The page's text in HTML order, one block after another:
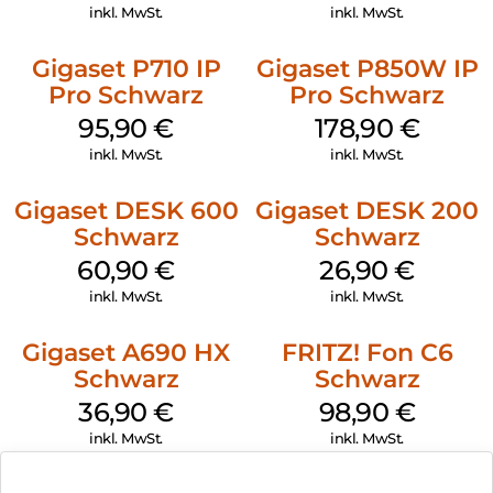
Wahlverfahren eingestellt wird.
Schwarz
inkl. MwSt.
Weiß
inkl. MwSt.
Gigaset P710 IP
Pro Schwarz
95,90€
inkl. MwSt.
Gigaset P850W IP
Pro Schwarz
178,90 €
inkl. MwSt.
Gigaset DESK 600
Schwarz
60,90€
inkl. MwSt.
Gigaset DESK 200
Schwarz
26,90€
inkl. MwSt.
Gigaset A690 HX
Schwarz
36,90€
inkl. MwSt.
FRITZ! Fon C6
Schwarz
98,90 €
inkl. MwSt.